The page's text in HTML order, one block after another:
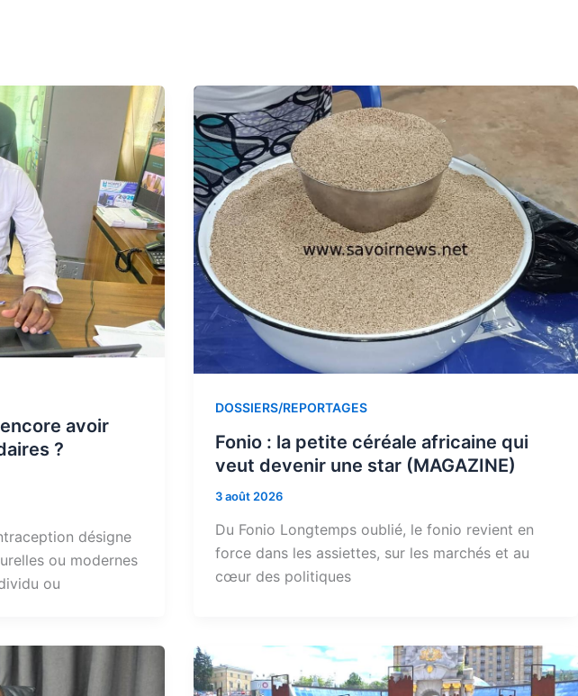
avoir
?
désigne
ou modernes
ou
DOSSIERS/REPORTAGES
Fonio : la petite céréale africaine qui
veut devenir une star (MAGAZINE)
3 août 2026
Du Fonio Longtemps oublié, le fonio revient en
force dans les assiettes, sur les marchés et au
cœur des politiques